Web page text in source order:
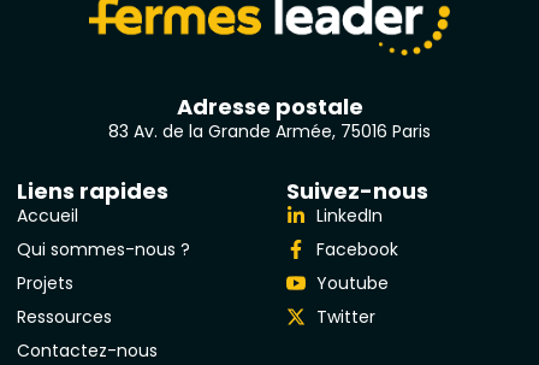
Adresse postale
83 Av. de la Grande Armée, 75016 Paris
Liens rapides
Accueil
Qui sommes-nous ?
Projets
Ressources
Contactez-nous
Suivez-nous
LinkedIn
Facebook
Youtube
Twitter